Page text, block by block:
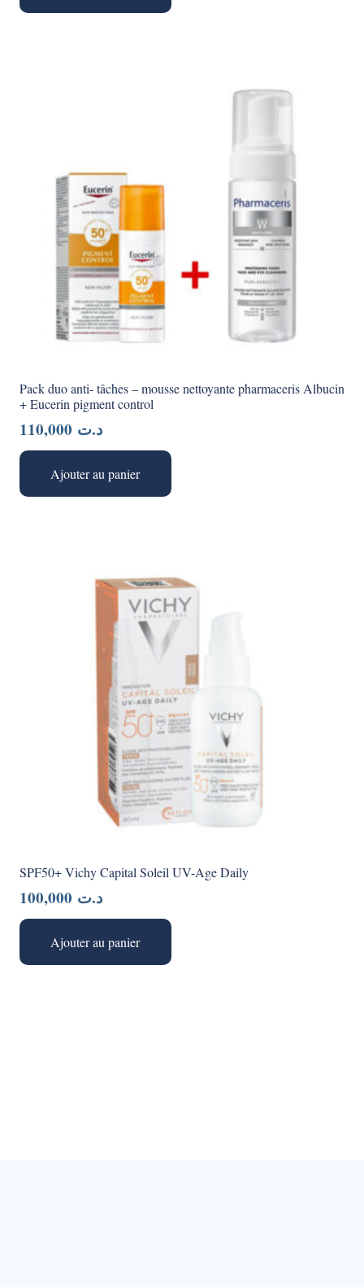
Pack duo anti- tâches – mousse nettoyante pharmaceris Albucin
+ Eucerin pigment control
د.ت
Ajouter au panier
SPF50+ Vichy Capital Soleil UV-Age Daily
د.ت
Ajouter au panier